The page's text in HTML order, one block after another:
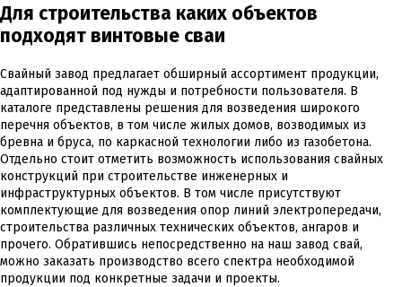
ФАЗЕНДА 2012
23-я специализированная выставка - ярмарка "Фазенда"
Красивые дома 2012
Сертификат участника международной архитектурно-
Красивые дома 2013
Сертификат участника международной архитектурно-
СРО РСК
Свидетельство о допуске к определенному виду или видам
Для строительства каких объектов
подходят винтовые сваи
Свайный завод предлагает обширный ассортимент продукции,
адаптированной под нужды и потребности пользователя. В
каталоге представлены решения для возведения широкого
перечня объектов, в том числе жилых домов, возводимых из
бревна и бруса, по каркасной технологии либо из газобетона.
Отдельно стоит отметить возможность использования свайных
конструкций при строительстве инженерных и
инфраструктурных объектов. В том числе присутствуют
комплектующие для возведения опор линий электропередачи,
строительства различных технических объектов, ангаров и
прочего. Обратившись непосредственно на наш завод свай,
можно заказать производство всего спектра необходимой
продукции под конкретные задачи и проекты.